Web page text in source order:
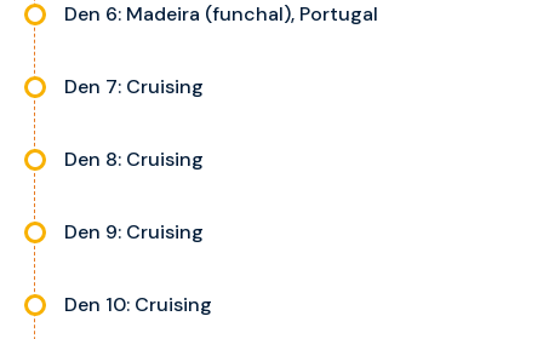
Den 6: Madeira (funchal), Portugal
Den 7: Cruising
Den 8: Cruising
Den 9: Cruising
Den 10: Cruising